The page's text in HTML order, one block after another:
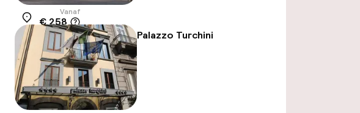
Locatie
Vanaf
€ 258
Palazzo Turchini